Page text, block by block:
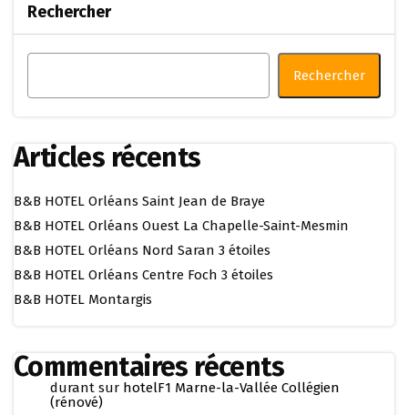
Rechercher
Rechercher
Articles récents
B&B HOTEL Orléans Saint Jean de Braye
B&B HOTEL Orléans Ouest La Chapelle-Saint-Mesmin
B&B HOTEL Orléans Nord Saran 3 étoiles
B&B HOTEL Orléans Centre Foch 3 étoiles
B&B HOTEL Montargis
Commentaires récents
durant sur hotelF1 Marne-la-Vallée Collégien
(rénové)